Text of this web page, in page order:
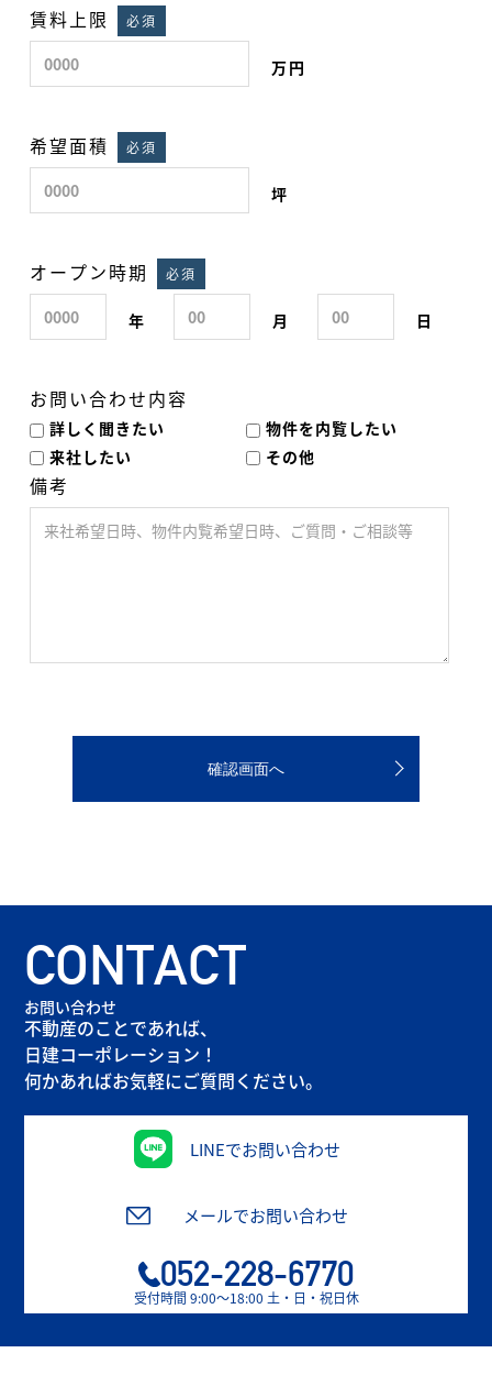
賃料上限 必須
万円
希望面積 必須
坪
オープン時期 必須
年 月 日
お問い合わせ内容
詳しく聞きたい
物件を内覧したい
来社したい
その他
備考
CONTACT
お問い合わせ
不動産のことであれば、
日建コーポレーション！
何かあればお気軽にご質問ください。
LINEでお問い合わせ
メールでお問い合わせ
052-228-6770
受付時間 9:00〜18:00 土・日・祝日休